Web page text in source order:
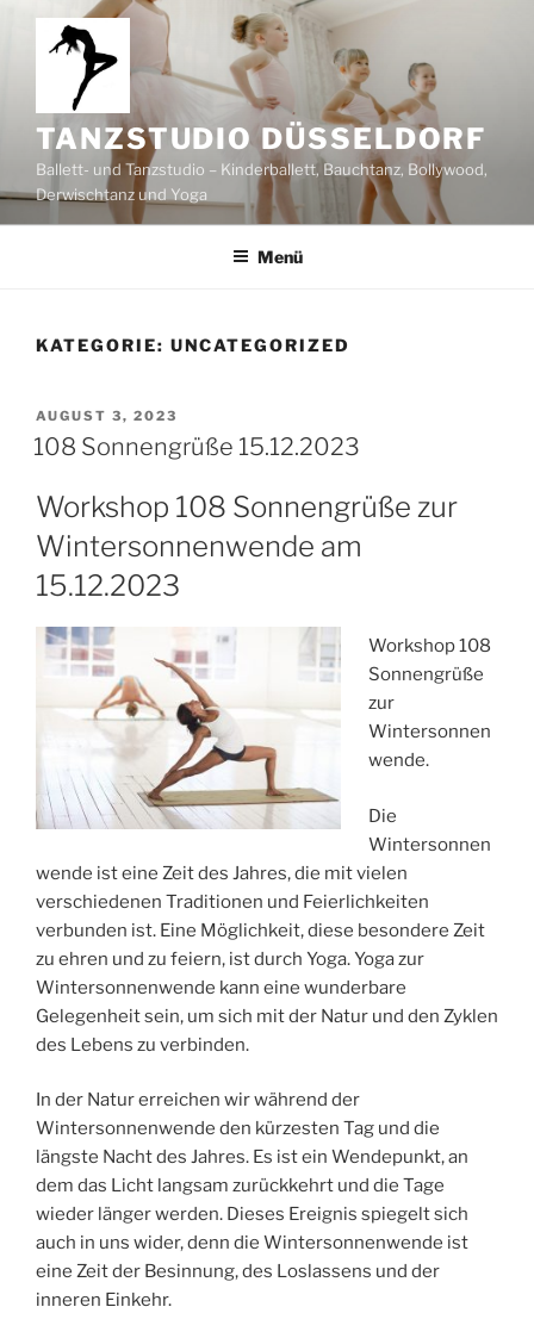
Zum
TANZSTUDIO DÜSSELDORF
Ballett- und Tanzstudio – Kinderballett, Bauchtanz, Bollywood,
Derwischtanz und Yoga
Menü
KATEGORIE: UNCATEGORIZED
VERÖFFENTLICHT
AM
AUGUST 3, 2023
108 Sonnengrüße 15.12.2023
Workshop 108 Sonnengrüße zur
Wintersonnenwende am
15.12.2023
Workshop 108
Sonnengrüße
zur
Wintersonnen
wende.
Die
Wintersonnen
wende ist eine Zeit des Jahres, die mit vielen
verschiedenen Traditionen und Feierlichkeiten
verbunden ist. Eine Möglichkeit, diese besondere Zeit
zu ehren und zu feiern, ist durch Yoga. Yoga zur
Wintersonnenwende kann eine wunderbare
Gelegenheit sein, um sich mit der Natur und den Zyklen
des Lebens zu verbinden.
In der Natur erreichen wir während der
Wintersonnenwende den kürzesten Tag und die
längste Nacht des Jahres. Es ist ein Wendepunkt, an
dem das Licht langsam zurückkehrt und die Tage
wieder länger werden. Dieses Ereignis spiegelt sich
auch in uns wider, denn die Wintersonnenwende ist
eine Zeit der Besinnung, des Loslassens und der
inneren Einkehr.